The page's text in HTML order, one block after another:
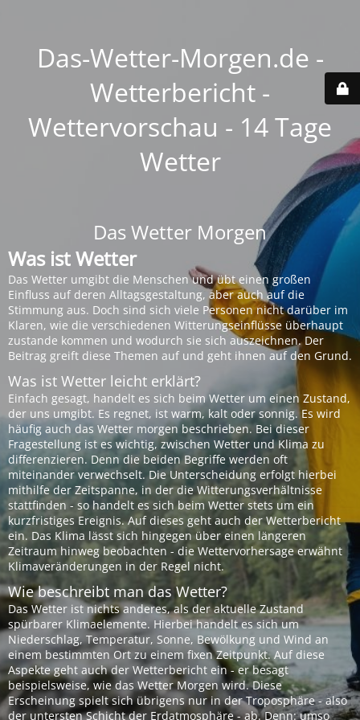
Das-Wetter-Morgen.de -
Wetterbericht -
Wettervorschau - 14 Tage
Wetter
Das Wetter Morgen
Was ist Wetter
Das Wetter umgibt die Menschen und übt einen großen
Einfluss auf deren Alltagsgestaltung, aber auch auf die
Stimmung aus. Doch sind sich viele Personen nicht darüber im
Klaren, wie die verschiedenen Witterungseinflüsse überhaupt
zustande kommen und wodurch sie sich auszeichnen. Der
Beitrag greift diese Themen auf und geht ihnen auf den Grund.
Was ist Wetter leicht erklärt?
Einfach gesagt, handelt es sich beim Wetter um einen Zustand,
der uns umgibt. Es regnet, ist warm, kalt oder sonnig. Es wird
häufig auch das Wetter morgen beschrieben. Bei dieser
Fragestellung ist es wichtig, zwischen Wetter und Klima zu
differenzieren. Denn die beiden Begriffe werden oft
miteinander verwechselt. Die Unterscheidung erfolgt hierbei
mithilfe der Zeitspanne, in der die Witterungsverhältnisse
stattfinden - so handelt es sich beim Wetter stets um ein
kurzfristiges Ereignis. Auf dieses geht auch der Wetterbericht
ein. Das Klima lässt sich hingegen über einen längeren
Zeitraum hinweg beobachten - die Wettervorhersage erwähnt
Klimaveränderungen in der Regel nicht.
Wie beschreibt man das Wetter?
Das Wetter ist nichts anderes, als der aktuelle Zustand
spürbarer Klimaelemente. Hierbei handelt es sich um
Niederschlag, Temperatur, Sonne, Bewölkung und Wind an
einem bestimmten Ort zu einem fixen Zeitpunkt. Auf diese
Aspekte geht auch der Wetterbericht ein - er besagt
beispielsweise, wie das Wetter Morgen wird. Diese
Erscheinung spielt sich übrigens nur in der Troposphäre - also
der untersten Schicht der Erdatmosphäre - ab. Denn: umso